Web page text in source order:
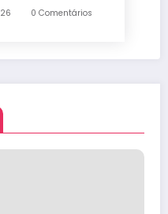
0 Comentários